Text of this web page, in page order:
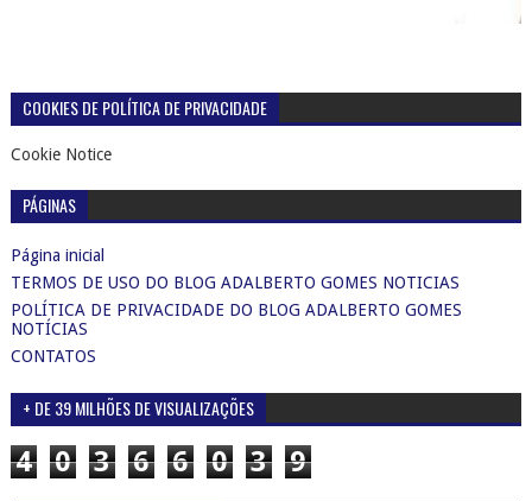
COOKIES DE POLÍTICA DE PRIVACIDADE
Cookie Notice
PÁGINAS
Página inicial
TERMOS DE USO DO BLOG ADALBERTO GOMES NOTICIAS
POLÍTICA DE PRIVACIDADE DO BLOG ADALBERTO GOMES
NOTÍCIAS
CONTATOS
+ DE 39 MILHÕES DE VISUALIZAÇÕES
4 0 3 6 6 0 3 9